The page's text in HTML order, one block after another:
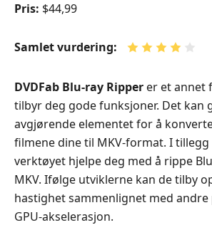
Pris: $44,99
Samlet vurdering:
DVDFab Blu-ray Ripper er et annet
tilbyr deg gode funksjoner. Det kan
avgjørende elementet for å
filmene dine til MKV-format. I
verktøyet hjelpe deg med å rippe
MKV. Ifølge utviklerne kan de tilby
hastighet sammenlignet med andre
GPU-akselerasjon.